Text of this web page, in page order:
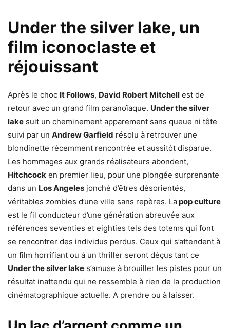
Under the silver lake, un
film iconoclaste et
réjouissant
Après le choc It Follows, David Robert Mitchell est de
retour avec un grand film paranoïaque. Under the silver
lake suit un cheminement apparement sans queue ni tête
suivi par un Andrew Garfield résolu à retrouver une
blondinette récemment rencontrée et aussitôt disparue.
Les hommages aux grands réalisateurs abondent,
Hitchcock en premier lieu, pour une plongée surprenante
dans un Los Angeles jonché d’êtres désorientés,
véritables zombies d’une ville sans repères. Lapop culture
est le fil conducteur d’une génération abreuvée aux
références seventies et eighties tels des totems qui font
se rencontrer des individus perdus. Ceux qui s’attendent à
un film horrifiant ou à un thriller seront déçus tant ce
Under the silver lake s’amuse à brouiller les pistes pour un
résultat inattendu qui ne ressemble à rien de la production
cinématographique actuelle. A prendre ou à laisser.